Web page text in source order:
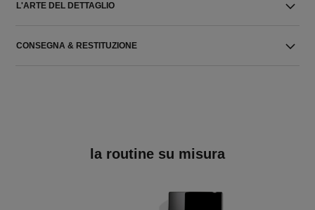
L'ARTE DEL DETTAGLIO
CONSEGNA & RESTITUZIONE
la routine su misura